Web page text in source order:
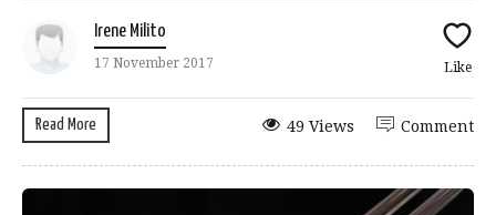
Irene Milito
17 November 2017 Like
Read More Comment
49 Views